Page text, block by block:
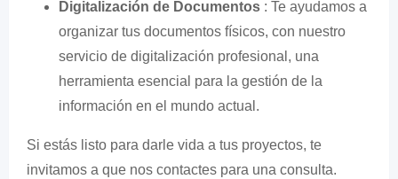
Digitalización de Documentos : Te ayudamos a
organizar tus documentos físicos, con nuestro
servicio de digitalización profesional, una
herramienta esencial para la gestión de la
información en el mundo actual.
Si estás listo para darle vida a tus proyectos, te
invitamos a que nos contactes para una consulta.